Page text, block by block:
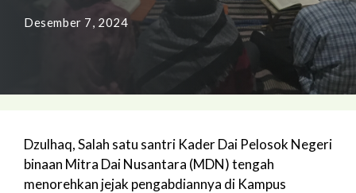
Desember 7, 2024
Dzulhaq, Salah satu santri Kader Dai Pelosok Negeri
binaan Mitra Dai Nusantara (MDN) tengah
menorehkan jejak pengabdiannya di Kampus